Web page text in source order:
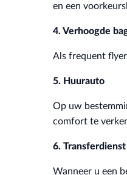
en een
4. Verhoogde
Als frequent flyer
5. Huurauto
Op uw
comfort te
6. Transferdienst
Wanneer u een